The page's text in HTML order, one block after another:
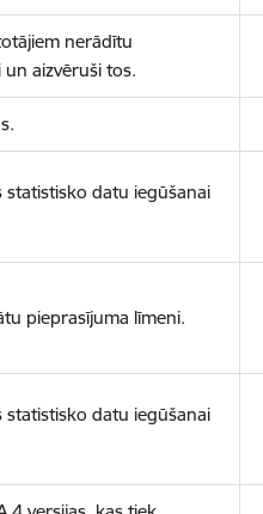
nerādītu
aizvēruši tos.
datu iegūšanai
pieprasījuma līmeni.
datu iegūšanai